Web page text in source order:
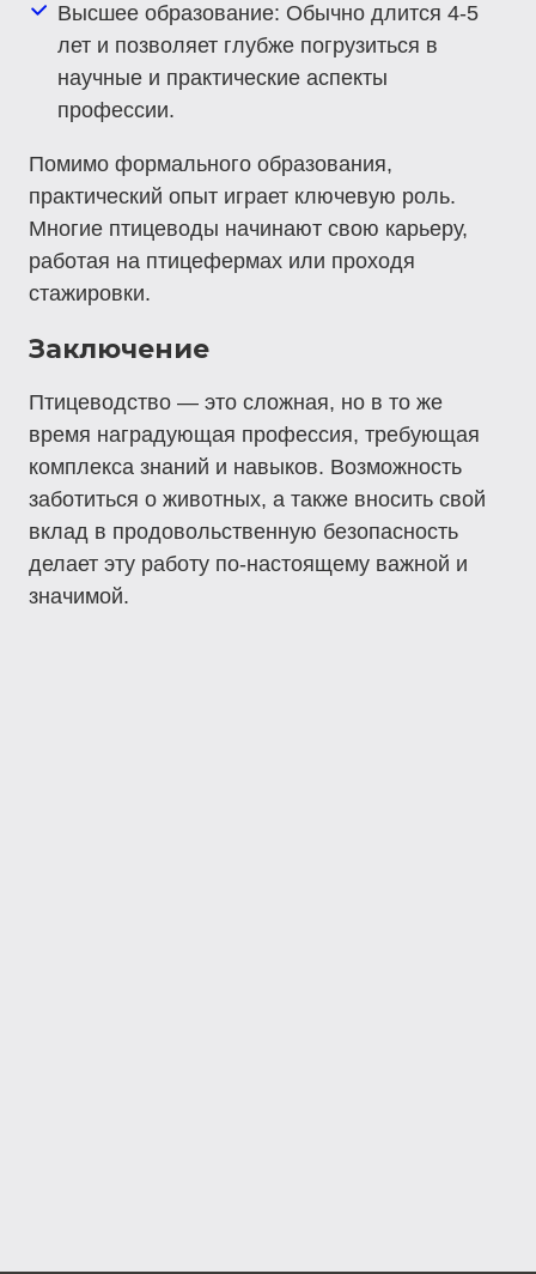
Высшее образование: Обычно длится 4-5
лет и позволяет глубже погрузиться в
научные и практические аспекты
профессии.
Помимо формального образования,
практический опыт играет ключевую роль.
Многие птицеводы начинают свою карьеру,
работая на птицефермах или проходя
стажировки.
Заключение
Птицеводство — это сложная, но в то же
время наградующая профессия, требующая
комплекса знаний и навыков. Возможность
заботиться о животных, а также вносить свой
вклад в продовольственную безопасность
делает эту работу по-настоящему важной и
значимой.